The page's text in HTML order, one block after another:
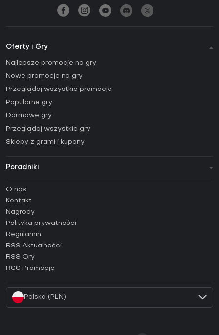
Oferty i Gry
Najlepsze promocje na gry
Nowe promocje na gry
Przeglądaj wszystkie promocje
Popularne gry
Darmowe gry
Przeglądaj wszystkie gry
Sklepy z grami i kupony
Poradniki
Poradniki
Jak aktywować klucz Steam (CD Key)?
Jak aktywować klucz Epic Games (CD Key)?
Jak aktywować klucz GOG (CD Key)?
Jak aktywować klucz Ubisoft Connect (CD Key)?
O nas
Kontakt
Nagrody
Polityka prywatności
Regulamin
RSS Aktualności
RSS Gry
RSS Promocje
Polska (PLN)